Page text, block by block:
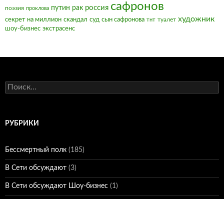
поэзия проклова путин рак россия сафронов
секрет на миллион скандал суд сын сафронова тнт туалет художник
шоу-бизнес экстрасенс
Найти:
РУБРИКИ
Бессмертный полк (185)
В Сети обсуждают (3)
В Сети обсуждают Шоу-бизнес (1)